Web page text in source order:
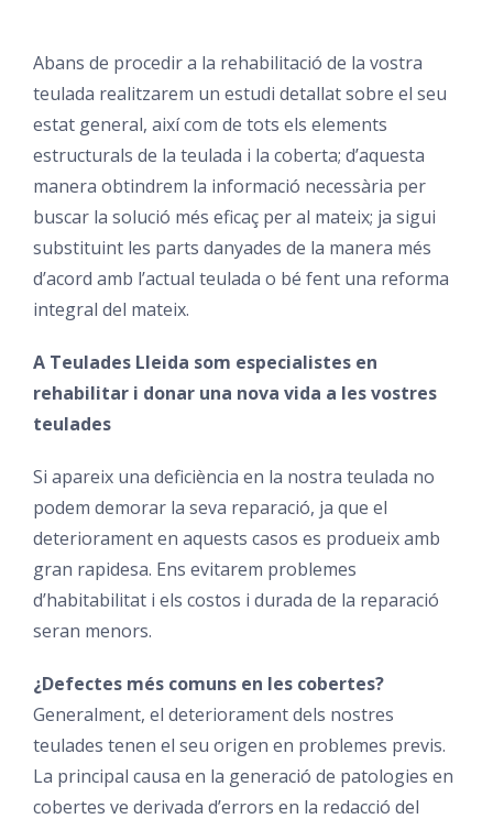
Abans de procedir a la rehabilitació de la vostra
teulada realitzarem un estudi detallat sobre el seu
estat general, així com de tots els elements
estructurals de la teulada i la coberta; d’aquesta
manera obtindrem la informació necessària per
buscar la solució més eficaç per al mateix; ja sigui
substituint les parts danyades de la manera més
d’acord amb l’actual teulada o bé fent una reforma
integral del mateix.
A Teulades Lleida som especialistes en
rehabilitar i donar una nova vida a les vostres
teulades
Si apareix una deficiència en la nostra teulada no
podem demorar la seva reparació, ja que el
deteriorament en aquests casos es produeix amb
gran rapidesa. Ens evitarem problemes
d’habitabilitat i els costos i durada de la reparació
seran menors.
¿Defectes més comuns en les cobertes?
Generalment, el deteriorament dels nostres
teulades tenen el seu origen en problemes previs.
La principal causa en la generació de patologies en
cobertes ve derivada d’errors en la redacció del